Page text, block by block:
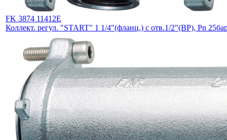
FK 3874 11412E
Коллект. регул. "START" 1 1/4"(фланц.) с отв.1/2"(ВР), Pn